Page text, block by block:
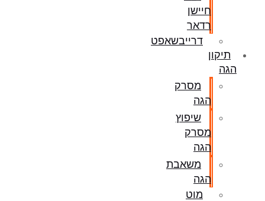
חיישן
רדאר
דרייבשאפט
תיקון
הגה
מסרק
הגה
שיפוץ
מסרק
הגה
משאבת
הגה
מוט